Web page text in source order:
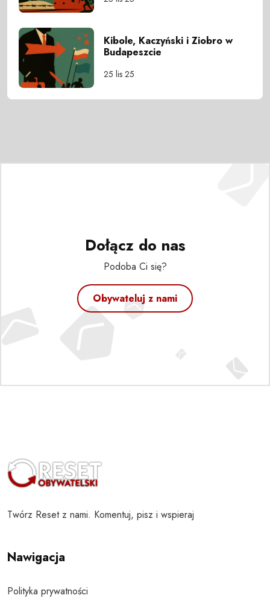
Kibole, Kaczyński i Ziobro w
Budapeszcie
25 lis 25
Dołącz do nas
Podoba Ci się?
Obywateluj z nami
Twórz Reset z nami. Komentuj, pisz i wspieraj
Nawigacja
Polityka prywatności